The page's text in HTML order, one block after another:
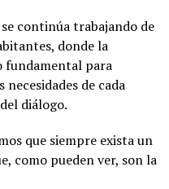
continúa trabajando de
donde la
fundamental para
de cada
diálogo.
que siempre exista un
como pueden ver, son la